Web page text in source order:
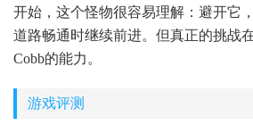
开始，这个怪物很容易理解：避开它
道路畅通时继续前进。但真正的挑战
Cobb的能力。
游戏评测